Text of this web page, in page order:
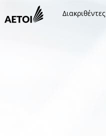
Διακριθέντες